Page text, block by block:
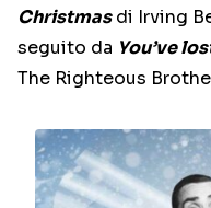
Christmasdi Irving
seguito da You’ve
The Righteous